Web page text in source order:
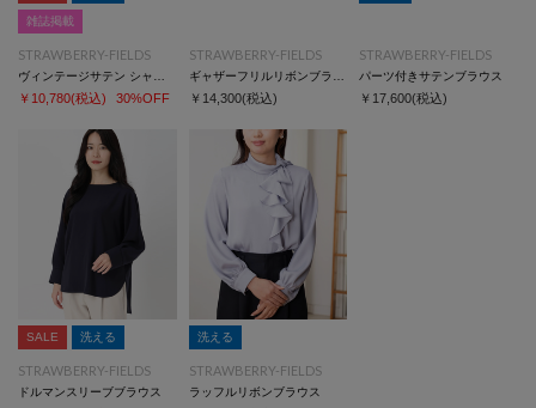
雑誌掲載
STRAWBERRY-FIELDS
￥10,780(税込) 30%OFF
STRAWBERRY-FIELDS
￥14,300(税込)
STRAWBERRY-FIELDS
パーツ付きサテンブラウス
￥17,600(税込)
SALE 洗える
STRAWBERRY-FIELDS
ドルマンスリーブブラウス
洗える
STRAWBERRY-FIELDS
ラッフルリボンブラウス